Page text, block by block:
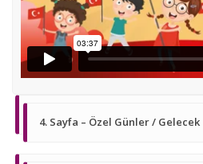
4. Sayfa – Özel Günler / Gelecek